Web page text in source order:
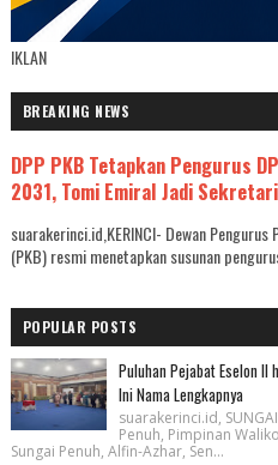
IKLAN
BREAKING NEWS
DPP PKB Tetapkan Pengurus
2031, Tomi Emiral Jadi
suarakerinci.id,KERINCI- Dewan
(PKB) resmi menetapkan susunan
POPULAR POSTS
Puluhan Pejabat Eselon II
Ini Nama Lengkapnya
suarakerinci.id,
Penuh, Pimpinan
Sungai Penuh, Alfin-Azhar, Sen...